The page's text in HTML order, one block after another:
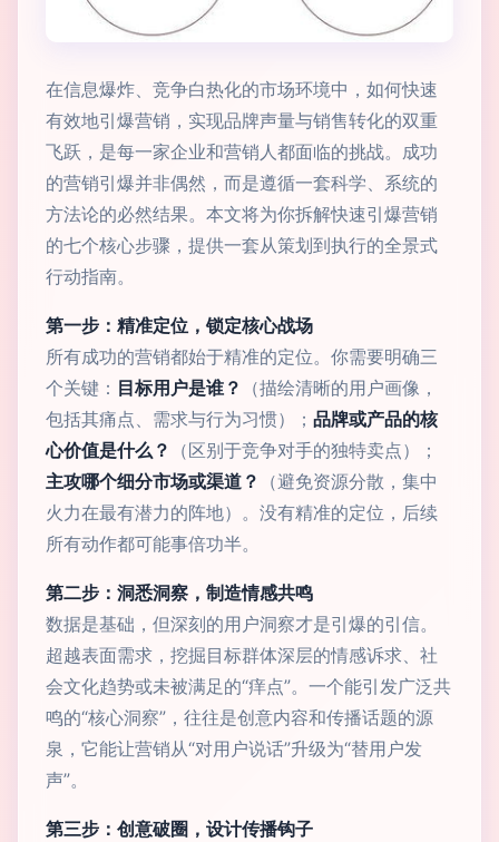
在信息爆炸、竞争白热化的市场环境中，如何快速
有效地引爆营销，实现品牌声量与销售转化的双重
飞跃，是每一家企业和营销人都面临的挑战。成功
的营销引爆并非偶然，而是遵循一套科学、系统的
方法论的必然结果。本文将为你拆解快速引爆营销
的七个核心步骤，提供一套从策划到执行的全景式
行动指南。
第一步：精准定位，锁定核心战场
所有成功的营销都始于精准的定位。你需要明确三
个关键： 目标用户是谁？
（描绘清晰的用户画像，
包括其痛点、需求与行为习惯）； 品牌或产品的核
心价值是什么？
（区别于竞争对手的独特卖点）；
主攻哪个细分市场或渠道？
（避免资源分散，集中
火力在最有潜力的阵地）。没有精准的定位，后续
所有动作都可能事倍功半。
第二步：洞悉洞察，制造情感共鸣
数据是基础，但深刻的用户洞察才是引爆的引信。
超越表面需求，挖掘目标群体深层的情感诉求、社
会文化趋势或未被满足的“痒点”。一个能引发广泛共
鸣的“核心洞察”，往往是创意内容和传播话题的源
泉，它能让营销从“对用户说话”升级为“替用户发
声”。
第三步：创意破圈，设计传播钩子